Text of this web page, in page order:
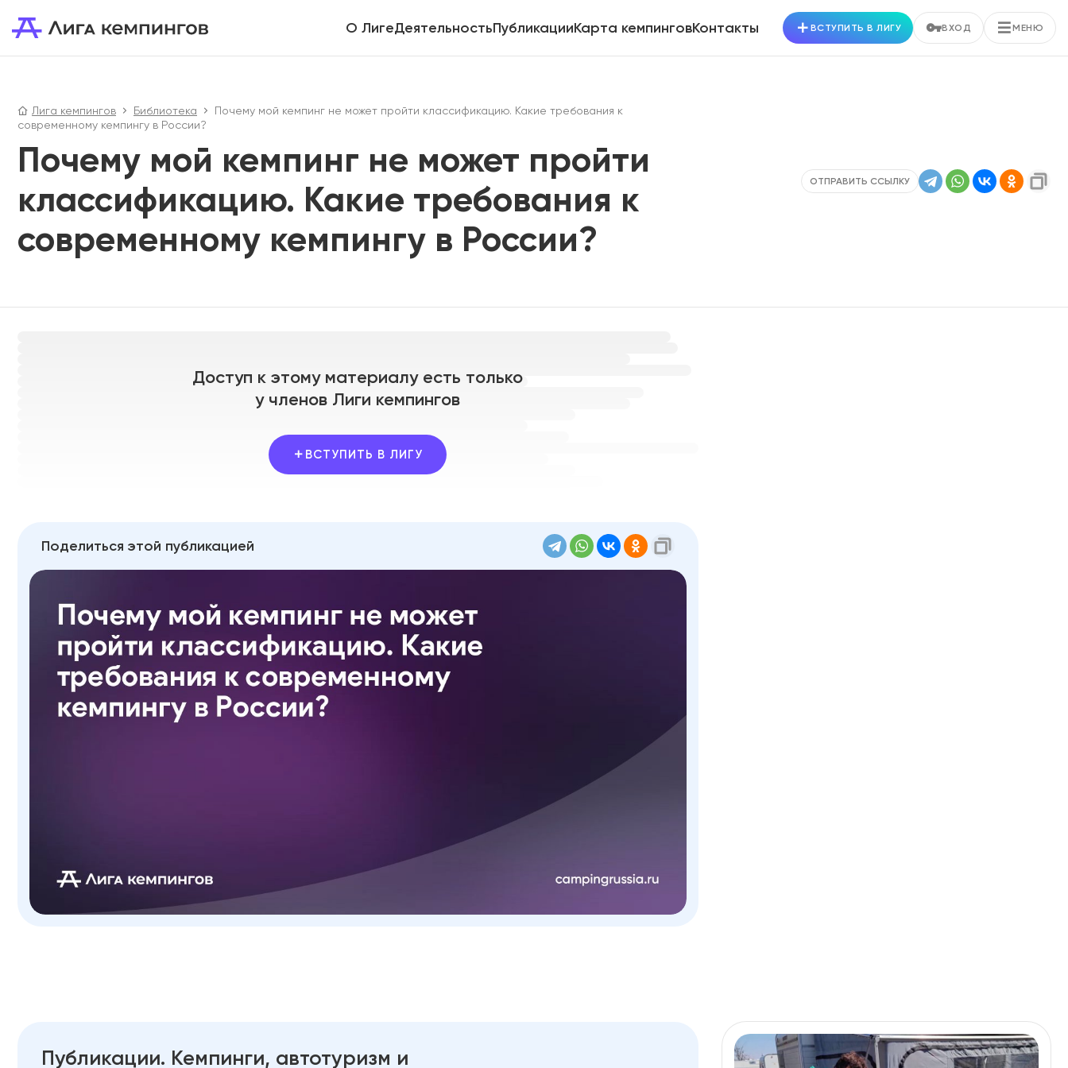
О ЛигеДеятельностьПубликацииКарта кемпинговКонтакты ВСТУПИТЬ В ЛИГУ ВХОД МЕНЮ
Лига кемпингов Библиотека
Почему мой кемпинг не может пройти классификацию. Какие требования к
современному кемпингу в России?
Почему мой кемпинг не может пройти
классификацию. Какие требования к
современному кемпингу в России?
ОТПРАВИТЬ ССЫЛКУ
Доступ к этому материалу есть только
у членов Лиги кемпингов
ВСТУПИТЬ В ЛИГУ
Поделиться этой публикацией
Публикации. Кемпинги, автотуризм и